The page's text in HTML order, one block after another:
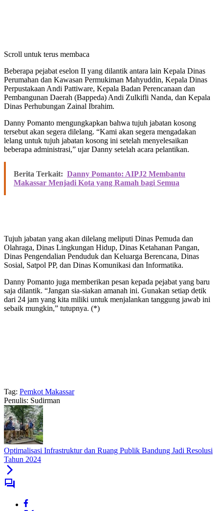
Scroll untuk terus membaca
Beberapa pejabat eselon II yang dilantik antara lain Kepala Dinas
Perumahan dan Kawasan Permukiman Mahyuddin, Kepala Dinas
Perpustakaan Andi Pattiware, Kepala Badan Perencanaan dan
Pembangunan Daerah (Bappeda) Andi Zulkifli Nanda, dan Kepala
Dinas Perhubungan Zainal Ibrahim.
Danny Pomanto mengungkapkan bahwa tujuh jabatan kosong
tersebut akan segera dilelang. “Kami akan segera mengadakan
lelang untuk tujuh jabatan kosong ini setelah menyelesaikan
beberapa administrasi,” ujar Danny setelah acara pelantikan.
Berita Terkait: Danny Pomanto: AIPJ2 Membantu
Makassar Menjadi Kota yang Ramah bagi Semua
Tujuh jabatan yang akan dilelang meliputi Dinas Pemuda dan
Olahraga, Dinas Lingkungan Hidup, Dinas Ketahanan Pangan,
Dinas Pengendalian Penduduk dan Keluarga Berencana, Dinas
Sosial, Satpol PP, dan Dinas Komunikasi dan Informatika.
Danny Pomanto juga memberikan pesan kepada pejabat yang baru
saja dilantik. “Jangan sia-siakan amanah ini. Gunakan setiap detik
dari 24 jam yang kita miliki untuk menjalankan tanggung jawab ini
sebaik mungkin,” tutupnya. (*)
Tag: Pemkot Makassar
Penulis: Sudirman
Optimalisasi Infrastruktur dan Ruang Publik Bandung Jadi Resolusi
Tahun 2024